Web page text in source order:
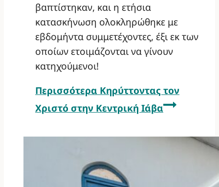
βαπτίστηκαν, και η ετήσια
κατασκήνωση ολοκληρώθηκε με
εβδομήντα συμμετέχοντες, έξι εκ των
οποίων ετοιμάζονται να γίνουν
κατηχούμενοι!
Περισσότερα Κηρύττοντας τον
Χριστό στην Κεντρική Ιάβα